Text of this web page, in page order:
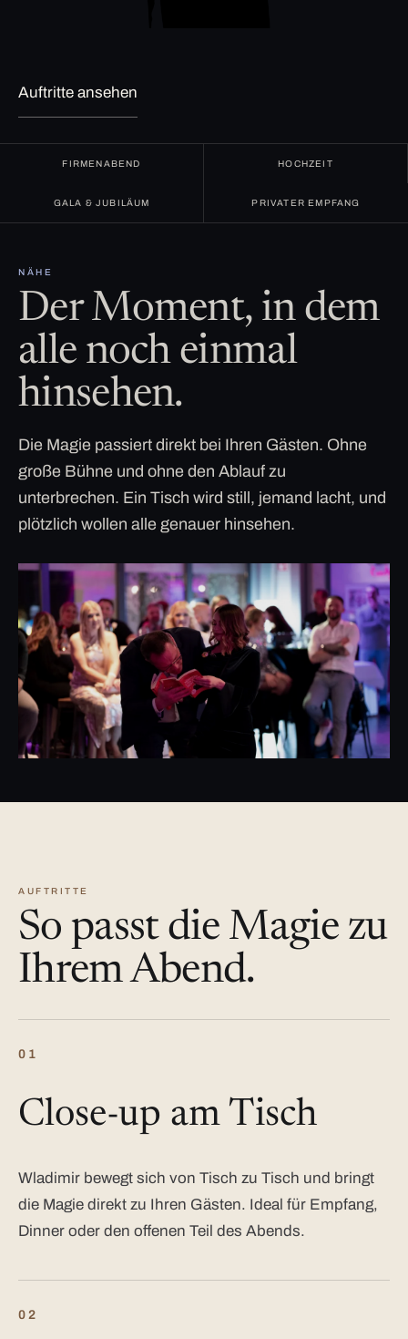
Auftritte ansehen
FIRMENABEND HOCHZEIT
GALA & JUBILÄUM PRIVATER EMPFANG
NÄHE
Der Moment, in dem
alle noch einmal
hinsehen.
Die Magie passiert direkt bei Ihren Gästen. Ohne
große Bühne und ohne den Ablauf zu
unterbrechen. Ein Tisch wird still, jemand lacht, und
plötzlich wollen alle genauer hinsehen.
AUFTRITTE
So passt die Magie zu
Ihrem Abend.
01
Close-up am Tisch
Wladimir bewegt sich von Tisch zu Tisch und bringt
die Magie direkt zu Ihren Gästen. Ideal für Empfang,
Dinner oder den offenen Teil des Abends.
02